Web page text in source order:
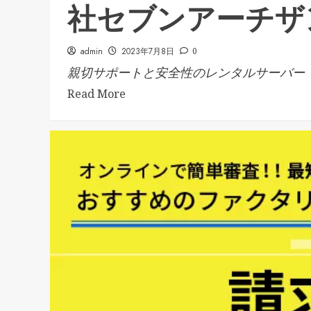
社セブンアーチ
admin 2023年7月8日 0
親切サポートと安全性のレンタルサーバー
Read More